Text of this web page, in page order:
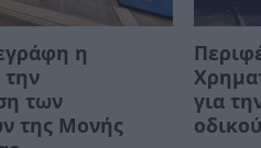
η
των
της Μονής
για